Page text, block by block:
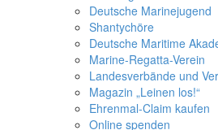
Deutsche Marinejugend
Shantychöre
Deutsche Maritime
Marine-Regatta-Verein
Landesverbände und
Magazin „Leinen los!“
Ehrenmal-Claim kaufen
Online spenden